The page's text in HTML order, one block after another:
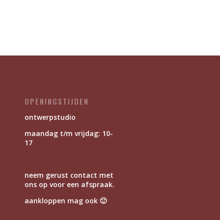
OPENINGSTIJDEN
ontwerpstudio
maandag t/m vrijdag: 10-
17
neem gerust contact met
ons op voor een afspraak.
aankloppen mag ook 🙂